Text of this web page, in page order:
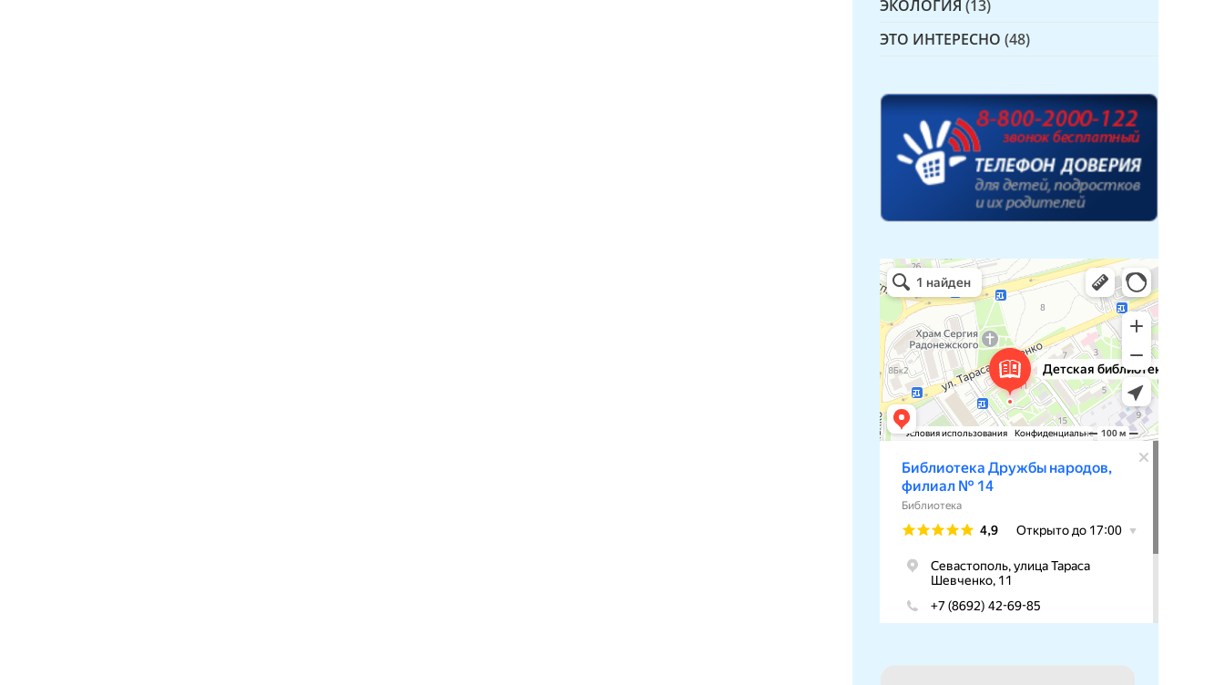
ЭКОЛОГИЯ (13)
ЭТО ИНТЕРЕСНО (48)
Детская библиотека № 14 Дружбы народов
Библиотека в Севастополе